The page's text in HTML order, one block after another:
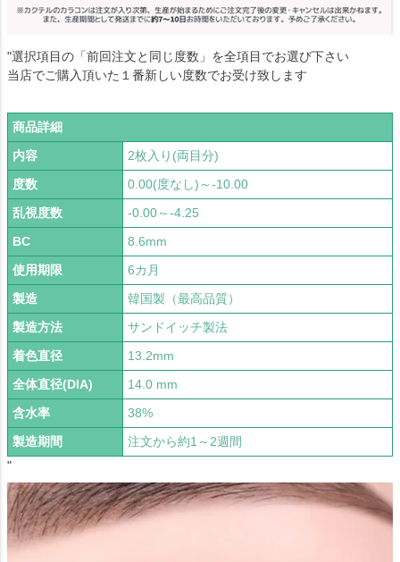
"選択項目の「前回注文と同じ度数」を全項目でお選び下さい
当店でご購入頂いた１番新しい度数でお受け致します
商品詳細
内容
2枚入り(両目分)
度数
0.00(度なし)～-10.00
乱視度数
-0.00～-4.25
BC
8.6mm
使用期限
6カ月
製造
韓国製（最高品質）
製造方法
サンドイッチ製法
着色直径
13.2mm
全体直径(DIA)
14.0 mm
含水率
38%
製造期間
注文から約1～2週間
"